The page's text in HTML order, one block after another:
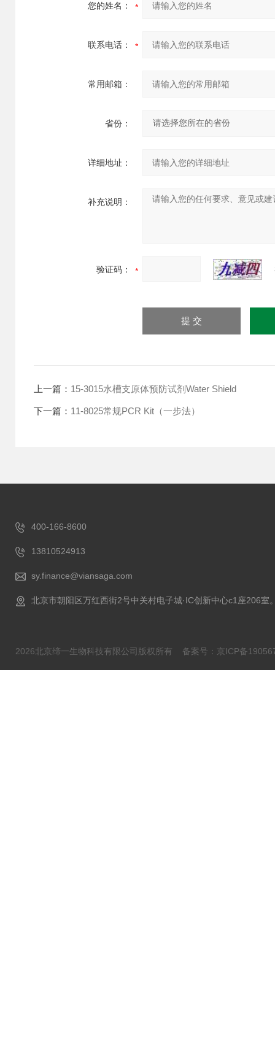
您的姓名：
联系电话：
常用邮箱：
省份：
详细地址：
补充说明：
验证码：
上一篇： 15-3015水槽支原体预防试剂Water Shield
下一篇： 11-8025常规PCR Kit（一步法）
400-166-8600
13810524913
sy.finance@viansaga.com
北京市朝阳区万红西街2号中关村电子城·IC创新中心c1座206室
2026北京缔一生物科技有限公司版权所有 备案号：京ICP备